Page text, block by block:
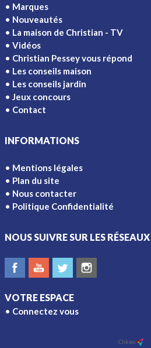
Marques
Nouveautés
La maison de Christian - TV
Vidéos
Christian Pessey vous répond
Les conseils maison
Les conseils jardin
Jeux concours
Contact
INFORMATIONS
Mentions légales
Plan du site
Nous contacter
Politique Confidentialité
NOUS SUIVRE SUR LES RÉSEAUX
VOTRE ESPACE
Connectez vous
Clikeo